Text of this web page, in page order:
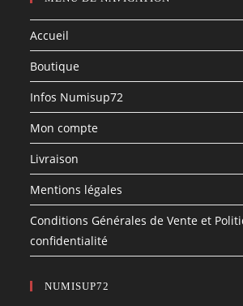
Accueil
Boutique
Infos Numisup72
Mon compte
Livraison
Mentions légales
Conditions Générales de Vente et
confidentialité
NUMISUP72